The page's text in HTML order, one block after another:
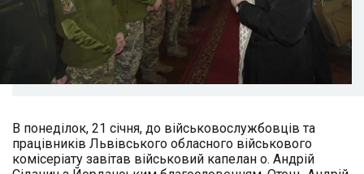
В понеділок, 21 січня, до військовослужбовців та
працівників Львівського обласного військового
комісеріату завітав військовий капелан о. Андрій